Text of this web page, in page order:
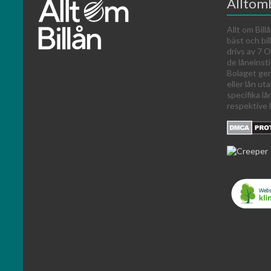
Allt om
bäst och
drivs av 7
de
Bolaget
eller lån
specifika
respektive